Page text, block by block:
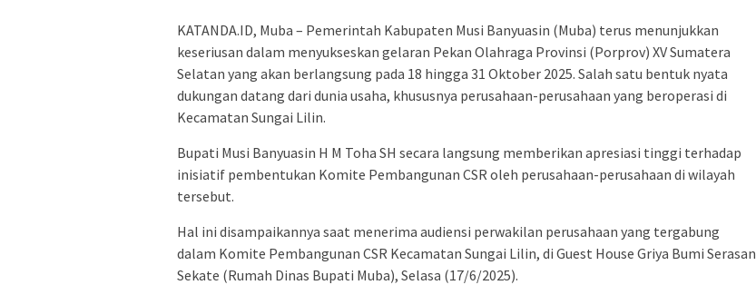
KATANDA.ID, Muba – Pemerintah Kabupaten Musi Banyuasin (Muba) terus menunjukkan
keseriusan dalam menyukseskan gelaran Pekan Olahraga Provinsi (Porprov) XV Sumatera
Selatan yang akan berlangsung pada 18 hingga 31 Oktober 2025. Salah satu bentuk nyata
dukungan datang dari dunia usaha, khususnya perusahaan-perusahaan yang beroperasi di
Kecamatan Sungai Lilin.
Bupati Musi Banyuasin H M Toha SH secara langsung memberikan apresiasi tinggi terhadap
inisiatif pembentukan Komite Pembangunan CSR oleh perusahaan-perusahaan di wilayah
tersebut.
Hal ini disampaikannya saat menerima audiensi perwakilan perusahaan yang tergabung
dalam Komite Pembangunan CSR Kecamatan Sungai Lilin, di Guest House Griya Bumi Serasan
Sekate (Rumah Dinas Bupati Muba), Selasa (17/6/2025).